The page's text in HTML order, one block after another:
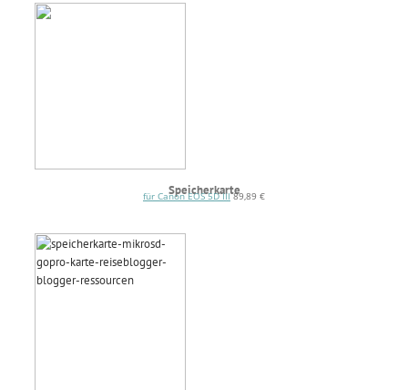
Speicherkarte
für Canon EOS 5D III89,89 €